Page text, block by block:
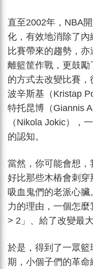
直至2002年，NBA
化，有效地消除了
比賽帶來的趨勢，
離籃筐作戰，更鼓
的方式去改變比賽，
波辛斯基（Kristap
特托昆博（Giannis
（Nikola Jokic），
的認知。
當然，你可能會想，
好比那些木樁會刺
吸血鬼們的老派心
力的理由，一個怎
> 2」、給了改變最大
於是，得到了一眾
期，小個子們的革